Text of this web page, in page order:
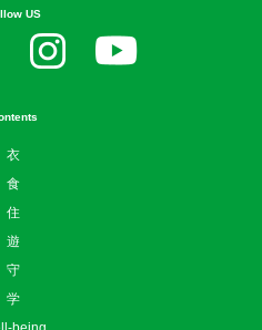
US
衣
食
住
遊
守
学